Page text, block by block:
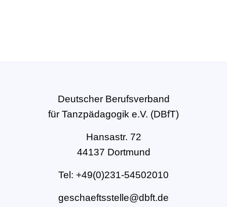
Deutscher Berufsverband
für Tanzpädagogik e.V. (DBfT)
Hansastr. 72
44137 Dortmund
Tel: +49(0)231-54502010
geschaeftsstelle@dbft.de